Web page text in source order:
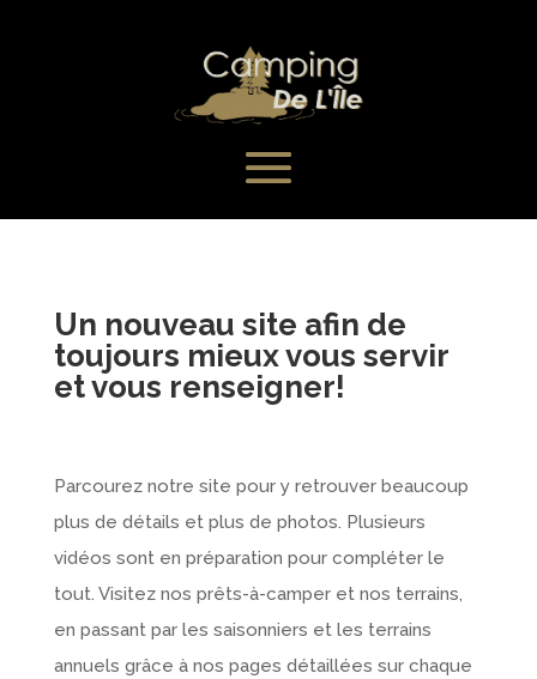
Un nouveau site afin de
toujours mieux vous servir
et vous renseigner!
Parcourez notre site pour y retrouver beaucoup
plus de détails et plus de photos. Plusieurs
vidéos sont en préparation pour compléter le
tout. Visitez nos prêts-à-camper et nos terrains,
en passant par les saisonniers et les terrains
annuels grâce à nos pages détaillées sur chaque